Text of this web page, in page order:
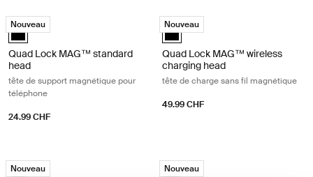
Quad Lock MAG™ standard head tête de support magnétique pour
Nouveau
Quad Lock MAG™ standard head Noir (selected)
Quad Lock MAG™ standard
head
tête de support magnétique pour
téléphone
24.99 CHF
Quad Lock MAG™ wireless
Nouveau
Quad Lock MAG™ wireless
Quad Lock MAG™ wireless
charging head
tête de charge sans fil magnétique
49.99 CHF
Quad Lock™ action camera adaptor adaptateur polyvalent pour
Nouveau
Quad Lock™ action camera adaptor Noir (selected)
Quad Lock™ phone ring and
Nouveau
Quad Lock™ phone ring and